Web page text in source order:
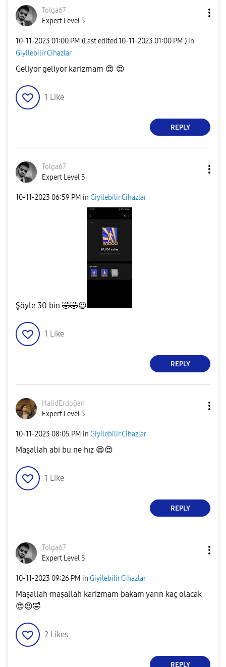
Tolga67
Expert Level 5
‎10-11-2023 01:00 PM (Last edited ‎10-11-2023 01:00 PM ) in
Giyilebilir Cihazlar
Geliyor geliyor karizmam 😍 😍
1 Like
REPLY
Tolga67
Expert Level 5
‎10-11-2023 06:59 PM in Giyilebilir Cihazlar
Şöyle 30 bin 🤣🤣😍
1 Like
REPLY
HalidErdoğan
Expert Level 5
‎10-11-2023 08:05 PM in Giyilebilir Cihazlar
Maşallah abi bu ne hız 😄😍
1 Like
REPLY
Tolga67
Expert Level 5
‎10-11-2023 09:26 PM in Giyilebilir Cihazlar
Maşallah maşallah karizmam bakam yarın kaç olacak
😍😍🤣
2 Likes
REPLY